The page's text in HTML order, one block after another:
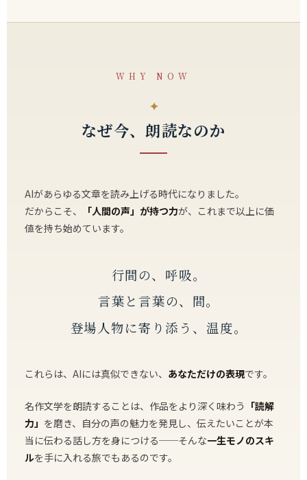
WHY NOW
なぜ今、朗読なのか
AIがあらゆる文章を読み上げる時代になりました。
だからこそ、
「人間の声」が持つ力が、これまで以上に価
値を持ち始めています。
行間の、呼吸。
言葉と言葉の、間。
登場人物に寄り添う、温度。
これらは、AIには真似できない、 あなただけの表現です。
名作文学を朗読することは、作品をより深く味わう 「読解
力」 を磨き、自分の声の魅力を発見し、伝えたいことが本
当に伝わる話し方を身につける──そんな一生モノのスキ
ルを手に入れる旅でもあるのです。